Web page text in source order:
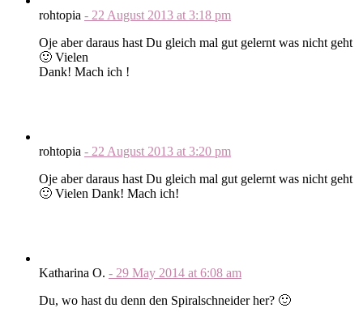
rohtopia - 22 August 2013 at 3:18 pm
Oje aber daraus hast Du gleich mal gut gelernt was nicht geht
🙂 Vielen
Dank! Mach ich !
rohtopia - 22 August 2013 at 3:20 pm
Oje aber daraus hast Du gleich mal gut gelernt was nicht geht
🙂 Vielen Dank! Mach ich!
Katharina O. - 29 May 2014 at 6:08 am
Du, wo hast du denn den Spiralschneider her? 🙂